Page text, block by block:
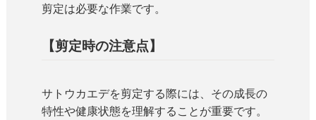
剪定は必要な作業です。
【剪定時の注意点】
サトウカエデを剪定する際には、その成長の
特性や健康状態を理解することが重要です。